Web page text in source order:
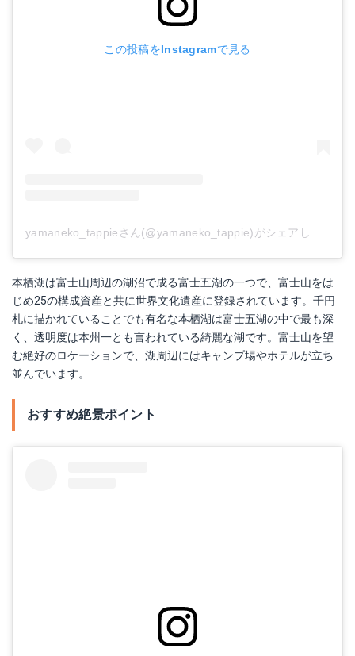
この投稿をInstagramで見る
本栖湖は富士山周辺の湖沼で成る富士五湖の一つで、富士山をは
じめ25の構成資産と共に世界文化遺産に登録されています。千円
札に描かれていることでも有名な本栖湖は富士五湖の中で最も深
く、透明度は本州一とも言われている綺麗な湖です。富士山を望
む絶好のロケーションで、湖周辺にはキャンプ場やホテルが立ち
並んでいます。
おすすめ絶景ポイント